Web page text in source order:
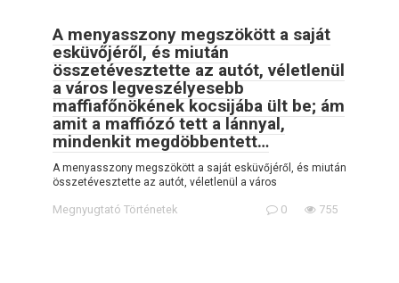
A menyasszony megszökött a saját
esküvőjéről, és miután
összetévesztette az autót, véletlenül
a város legveszélyesebb
maffiafőnökének kocsijába ült be; ám
amit a maffiózó tett a lánnyal,
mindenkit megdöbbentett…
A menyasszony megszökött a saját esküvőjéről, és miután
összetévesztette az autót, véletlenül a város
Megnyugtató Történetek 0 755